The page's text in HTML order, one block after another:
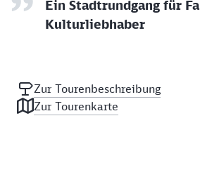
Ein Stadtrundgang für
Kulturliebhaber
Zur Tourenbeschreibung
Zur Tourenkarte